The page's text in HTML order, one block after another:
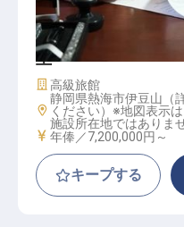
管理部門・課長職│
／年収720万以上／
上
施設業態
高級旅館
勤務地
静岡県熱海市伊豆山（
ください）※地図表示
施設所在地ではありま
給与
年俸／7,200,000円～
キープする